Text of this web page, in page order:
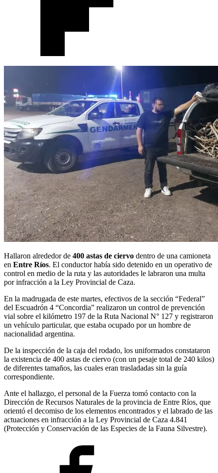
Hallaron alrededor de 400 astas de ciervo dentro de una camioneta
en Entre Ríos. El conductor había sido detenido en un operativo de
control en medio de la ruta y las autoridades le labraron una multa
por infracción a la Ley Provincial de Caza.
En la madrugada de este martes, efectivos de la sección “Federal”
del Escuadrón 4 “Concordia” realizaron un control de prevención
vial sobre el kilómetro 197 de la Ruta Nacional N° 127 y registraron
un vehículo particular, que estaba ocupado por un hombre de
nacionalidad argentina.
De la inspección de la caja del rodado, los uniformados constataron
la existencia de 400 astas de ciervo (con un pesaje total de 240 kilos)
de diferentes tamaños, las cuales eran trasladadas sin la guía
correspondiente.
Ante el hallazgo, el personal de la Fuerza tomó contacto con la
Dirección de Recursos Naturales de la provincia de Entre Ríos, que
orientó el decomiso de los elementos encontrados y el labrado de las
actuaciones en infracción a la Ley Provincial de Caza 4.841
(Protección y Conservación de las Especies de la Fauna Silvestre).